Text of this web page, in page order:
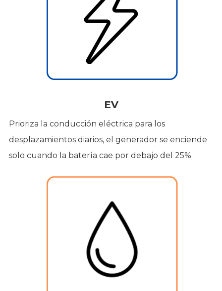
EV
Prioriza la conducción eléctrica para los
desplazamientos diarios, el generador se enciende
solo cuando la batería cae por debajo del 25%